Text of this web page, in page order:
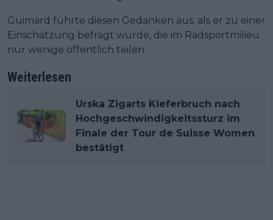
Guimard führte diesen Gedanken aus, als er zu einer
Einschätzung befragt wurde, die im Radsportmilieu
nur wenige öffentlich teilen.
Weiterlesen
Urska Zigarts Kieferbruch nach
Hochgeschwindigkeitssturz im
Finale der Tour de Suisse Women
bestätigt